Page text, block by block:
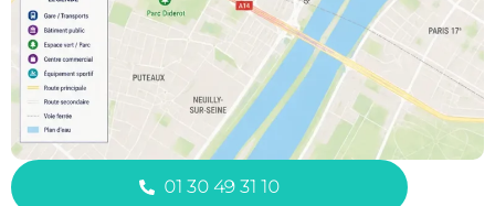
01 30 49 31 10